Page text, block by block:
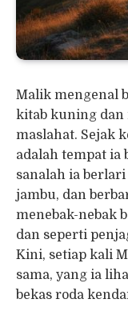
Malik mengenal
kitab kuning
maslahat. Sejak
adalah tempat ia
sanalah ia
jambu, dan
menebak-nebak
dan seperti
Kini, setiap kali
sama, yang ia
bekas roda